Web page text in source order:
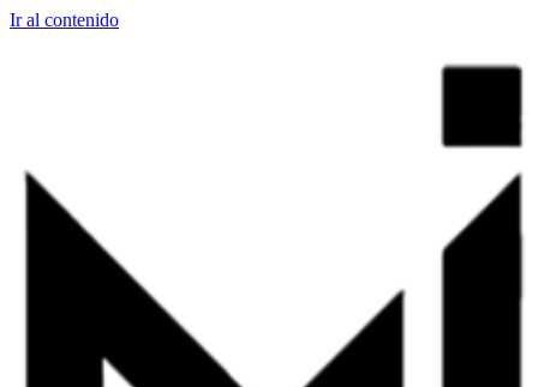
Ir al contenido